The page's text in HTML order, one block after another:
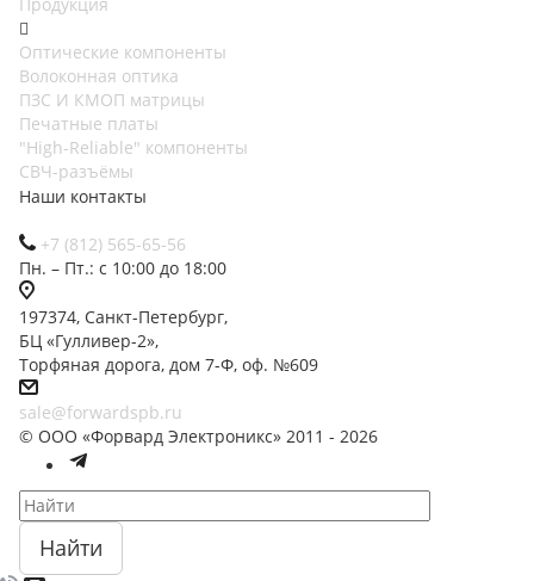
Оптические компоненты
Волоконная оптика
ПЗС И КМОП матрицы
Печатные платы
"High-Reliable" компоненты
СВЧ-разъёмы
Наши контакты
+7 (812) 565-65-56
Пн. – Пт.: с 10:00 до 18:00
197374, Санкт-Петербург,
БЦ «Гулливер-2»,
Торфяная дорога, дом 7-Ф, оф. №609
sale@forwardspb.ru
© ООО «Форвард Электроникс» 2011 - 2026
Найти